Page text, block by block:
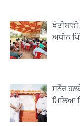
ਅਧੀਨ
ਸਨੌਰ
ਮਿਲਿਆ